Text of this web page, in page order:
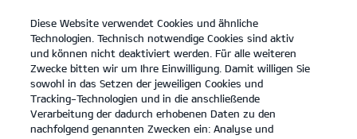
open
menu
KONTAKT
Diese Website verwendet Cookies und ähnliche
Technologien. Technisch notwendige Cookies sind aktiv
und können nicht deaktiviert werden. Für alle weiteren
Zwecke bitten wir um Ihre Einwilligung. Damit willigen Sie
sowohl in das Setzen der jeweiligen Cookies und
Tracking-Technologien und in die anschließende
Verarbeitung der dadurch erhobenen Daten zu den
nachfolgend genannten Zwecken ein: Analyse und